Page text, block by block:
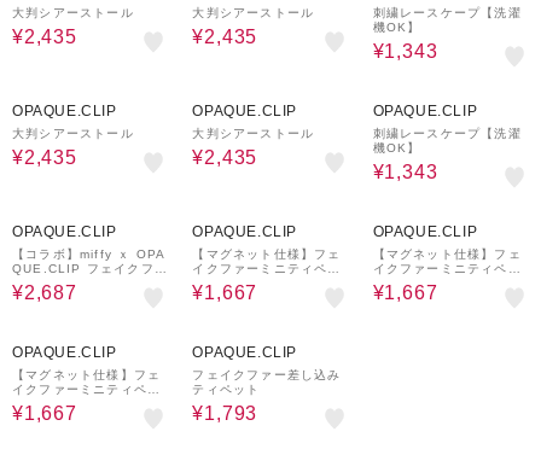
大判シアーストール
¥2,435
大判シアーストール
¥2,435
刺繍レースケープ【洗濯
機OK】
¥1,343
OPAQUE.CLIP
大判シアーストール
¥2,435
OPAQUE.CLIP
大判シアーストール
¥2,435
OPAQUE.CLIP
刺繍レースケープ【洗濯
機OK】
¥1,343
OPAQUE.CLIP
【コラボ】miffy ｘ OPA
QUE.CLIP フェイクファ
ーティペット
¥2,687
OPAQUE.CLIP
【マグネット仕様】フェ
イクファーミニティペッ
ト
¥1,667
OPAQUE.CLIP
【マグネット仕様】フェ
イクファーミニティペッ
ト
¥1,667
OPAQUE.CLIP
【マグネット仕様】フェ
イクファーミニティペッ
ト
¥1,667
OPAQUE.CLIP
フェイクファー差し込み
ティペット
¥1,793